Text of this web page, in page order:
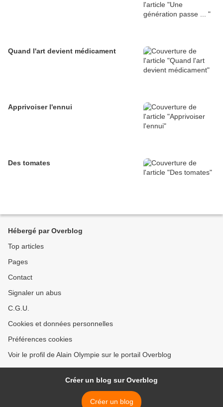
Quand l'art devient médicament
Apprivoiser l'ennui
Des tomates
Hébergé par Overblog
Top articles
Pages
Contact
Signaler un abus
C.G.U.
Cookies et données personnelles
Préférences cookies
Voir le profil de Alain Olympie sur le portail Overblog
Créer un blog sur Overblog
Créer un blog